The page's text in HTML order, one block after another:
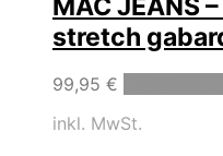
MAC JEANS
stretch
99,95 €
inkl. MwSt.